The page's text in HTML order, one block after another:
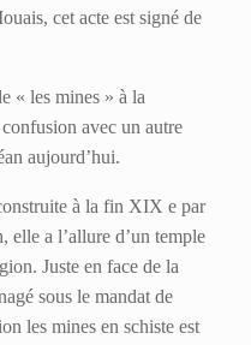
cet acte est signé de
« les mines » à la
avec un autre
aujourd’hui.
à la fin XIX e par
elle a l’allure d’un temple
Juste en face de la
sous le mandat de
les mines en schiste est